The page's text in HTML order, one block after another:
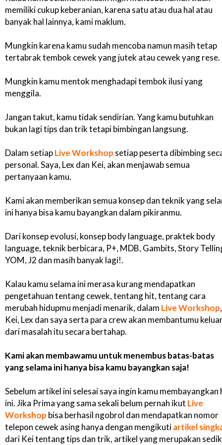
memiliki cukup keberanian, karena satu atau dua hal atau
banyak hal lainnya, kami maklum.
Mungkin karena kamu sudah mencoba namun masih tetap
tertabrak tembok cewek yang jutek atau cewek yang rese.
Mungkin kamu mentok menghadapi tembok ilusi yang
menggila.
Jangan takut, kamu tidak sendirian. Yang kamu butuhkan
bukan lagi tips dan trik tetapi bimbingan langsung.
Dalam setiapLive Workshop setiap peserta dibimbing
personal. Saya, Lex dan Kei, akan menjawab semua
pertanyaan kamu.
Kami akan memberikan semua konsep dan teknik yang
ini hanya bisa kamu bayangkan dalam pikiranmu.
Dari konsep evolusi, konsep body language, praktek body
language, teknik berbicara, P+, MDB, Gambits, Story
YOM, J2 dan masih banyak lagi!.
Kalau kamu selama ini merasa kurang mendapatkan
pengetahuan tentang cewek, tentang hit, tentang cara
merubah hidupmu menjadi menarik, dalam Live Workshop,
Kei, Lex dan saya serta para crew akan membantumu
dari masalah itu secara bertahap.
Kami akan membawamu untuk menembus batas-batas
yang selama ini hanya bisa kamu bayangkan saja!
Sebelum artikel ini selesai saya ingin kamu membayangkan
ini. Jika Prima yang sama sekali belum pernah ikut Live
Workshop bisa berhasil ngobrol dan mendapatkan nomor
telepon cewek asing hanya dengan mengikutiartikel
dari Kei tentang tips dan trik, artikel yang merupakan